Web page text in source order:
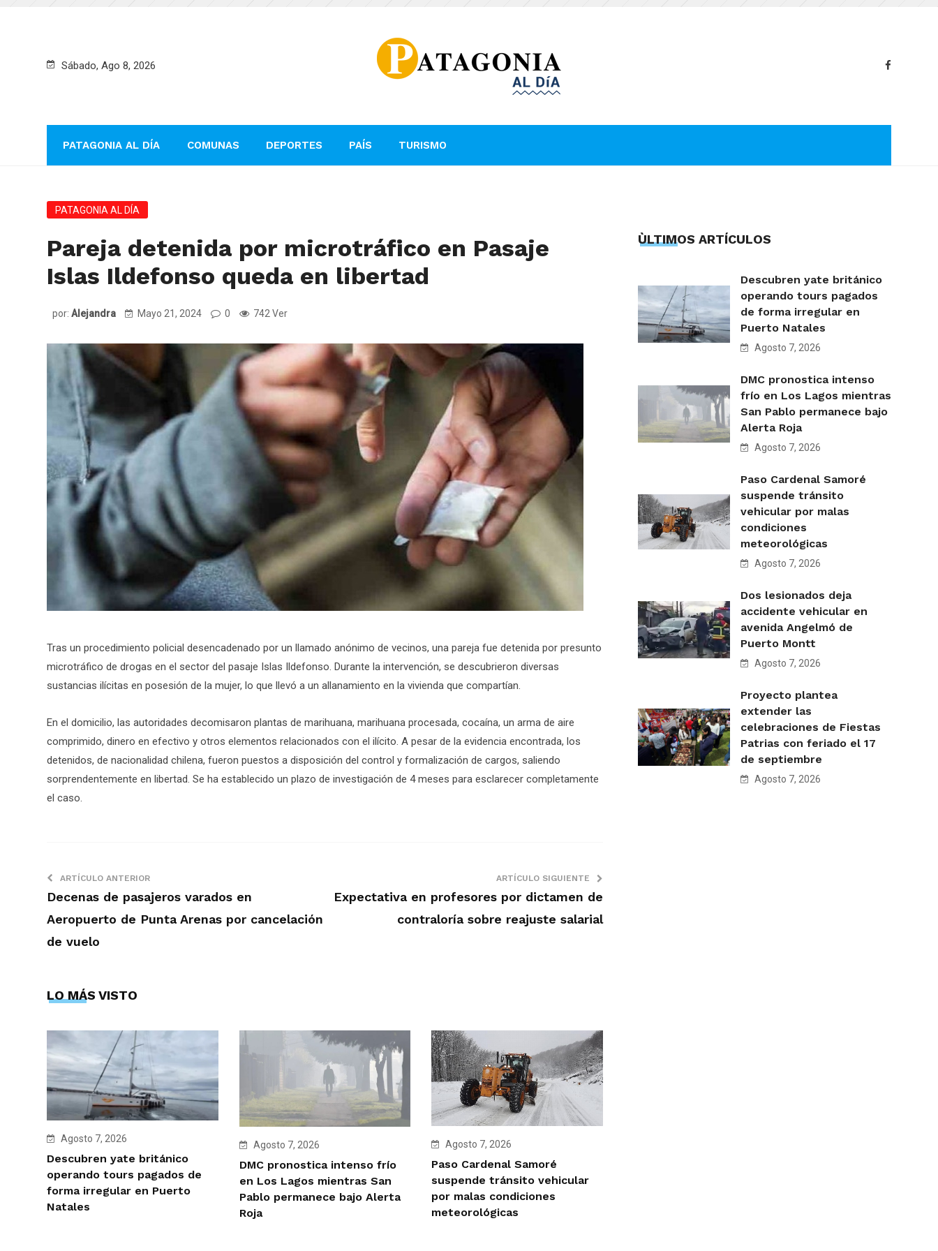
Sábado, Ago 8, 2026
PATAGONIA AL DÍA COMUNAS DEPORTES PAÍS TURISMO
PATAGONIA AL DÍA
Pareja detenida por microtráfico en Pasaje
Islas Ildefonso queda en libertad
por: Alejandra Mayo 21, 2024 0 742 Ver
Tras un procedimiento policial desencadenado por un llamado anónimo de vecinos, una pareja fue detenida por presunto
microtráfico de drogas en el sector del pasaje Islas Ildefonso. Durante la intervención, se descubrieron diversas
sustancias ilícitas en posesión de la mujer, lo que llevó a un allanamiento en la vivienda que compartían.
En el domicilio, las autoridades decomisaron plantas de marihuana, marihuana procesada, cocaína, un arma de aire
comprimido, dinero en efectivo y otros elementos relacionados con el ilícito. A pesar de la evidencia encontrada, los
detenidos, de nacionalidad chilena, fueron puestos a disposición del control y formalización de cargos, saliendo
sorprendentemente en libertad. Se ha establecido un plazo de investigación de 4 meses para esclarecer completamente
el caso.
ARTÍCULO ANTERIOR
Decenas de pasajeros varados en
Aeropuerto de Punta Arenas por cancelación
de vuelo
ARTÍCULO SIGUIENTE
Expectativa en profesores por dictamen de
contraloría sobre reajuste salarial
LO MÁS VISTO
Agosto 7, 2026
Descubren yate británico
operando tours pagados de
forma irregular en Puerto
Natales
Agosto 7, 2026
DMC pronostica intenso frío
en Los Lagos mientras San
Pablo permanece bajo Alerta
Roja
Agosto 7, 2026
Paso Cardenal Samoré
suspende tránsito vehicular
por malas condiciones
meteorológicas
ÙLTIMOS ARTÍCULOS
Descubren yate británico
operando tours pagados
de forma irregular en
Puerto Natales
Agosto 7, 2026
DMC pronostica intenso
frío en Los Lagos mientras
San Pablo permanece bajo
Alerta Roja
Agosto 7, 2026
Paso Cardenal Samoré
suspende tránsito
vehicular por malas
condiciones
meteorológicas
Agosto 7, 2026
Dos lesionados deja
accidente vehicular en
avenida Angelmó de
Puerto Montt
Agosto 7, 2026
Proyecto plantea
extender las
celebraciones de Fiestas
Patrias con feriado el 17
de septiembre
Agosto 7, 2026